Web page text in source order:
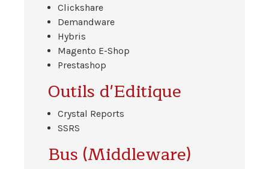
Clickshare
Demandware
Hybris
Magento E-Shop
Prestashop
Outils d'Editique
Crystal Reports
SSRS
Bus (Middleware)